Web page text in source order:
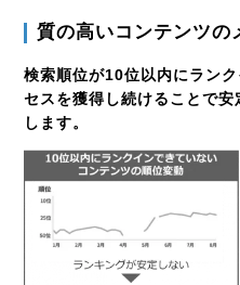
質の高いコンテンツの
検索順位が10位以内にラン
セスを獲得し続けることで
します。